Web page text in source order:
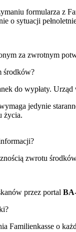
formularza z
o sytuacji
za zwrotnym
środków?
do wypłaty.
jedynie
życia.
zwrotu
przez portal
Familienkasse o